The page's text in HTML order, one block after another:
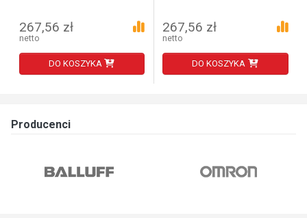
267,56 zł
netto
DO KOSZYKA
267,56 zł
netto
DO KOSZYKA
Producenci